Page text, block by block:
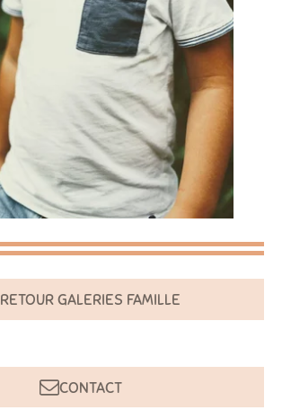
RETOUR GALERIES FAMILLE
CONTACT